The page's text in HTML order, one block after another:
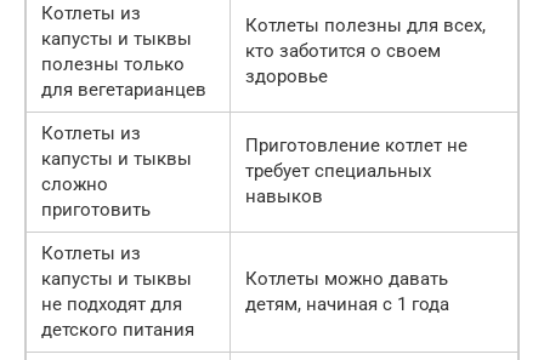
Котлеты из
капусты и тыквы
полезны только
для вегетарианцев
Котлеты полезны для всех,
кто заботится о своем
здоровье
Котлеты из
капусты и тыквы
сложно
приготовить
Приготовление котлет не
требует специальных
навыков
Котлеты из
капусты и тыквы
не подходят для
детского питания
Котлеты можно давать
детям, начиная с 1 года